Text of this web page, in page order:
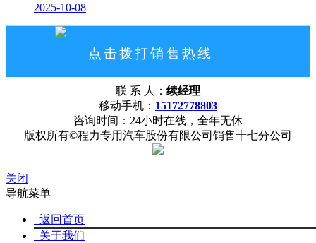
2025-10-08
点击拨打销售热线
15172778803
公司概况
联 系 人： 续经理
移动手机： 15172778803
咨询时间：24小时在线，全年无休
版权所有©程力专用汽车股份有限公司销售十七分公司
关闭
导航菜单
返回首页
关于我们